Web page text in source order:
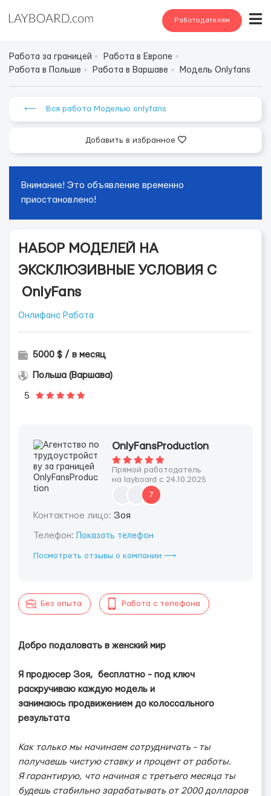
Работодателям
Работа за границей
Работа в Европе
Работа в Польше
Работа в Варшаве Модель Onlyfans
⟵ Вся работа Моделью onlyfans
Добавить в избранное
Внимание! Это объявление временно
приостановлено!
НАБОР МОДЕЛЕЙ НА
ЭКСКЛЮЗИВНЫЕ УСЛОВИЯ С
OnlyFans
Онлифанс Работа
5000 $ / в месяц
Польша (Варшава)
5
OnlyFansProduction
Прямой работодатель
на layboard с 24.10.2025
7
Контактное лицо: Зоя
Телефон: Показать телефон
Посмотреть отзывы о компании ⟶
Без опыта Работа с телефона
Добро подаловать в женский мир
Я продюсер Зоя, бесплатно - под ключ
раскручиваю каждую модель и
занимаюсь продвижением до колоссального
результата
Как только мы начинаем сотрудничать - ты
получаешь чистую ставку и процент от работы.
Я гарантирую, что начиная с третьего месяца ты
будешь стабильно зарабатывать от 2000 долларов